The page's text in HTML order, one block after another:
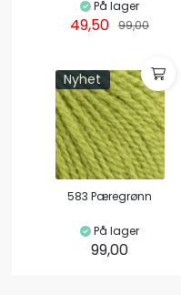
På lager
49,50 99,00
Nyhet
583 Pæregrønn
På lager
99,00